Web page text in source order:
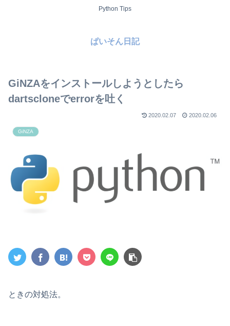
Python Tips
ぱいそん日記
GiNZAをインストールしようとしたら
dartscloneでerrorを吐く
2020.02.07 2020.02.06
GiNZA
ときの対処法。